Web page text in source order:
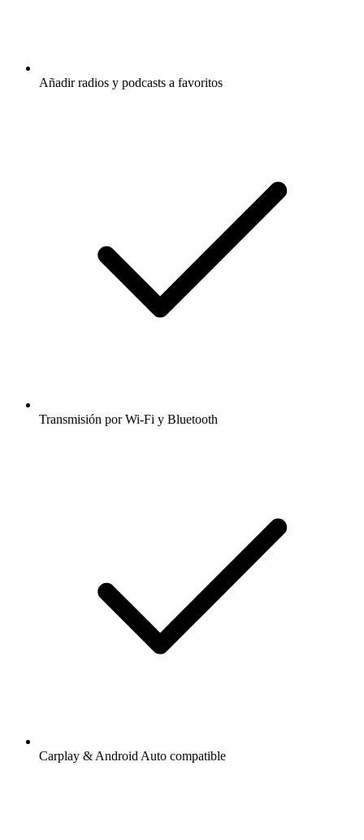
Añadir radios y podcasts a favoritos
Transmisión por Wi-Fi y Bluetooth
Carplay & Android Auto compatible